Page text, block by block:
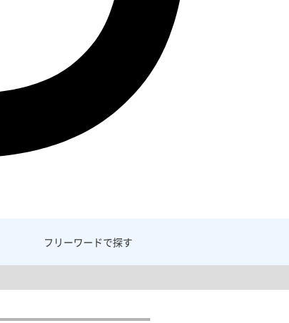
フリーワードで探す